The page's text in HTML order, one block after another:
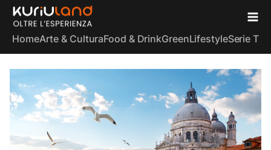
HomeArte & CulturaFood & DrinkGreenLifestyleSerie TV